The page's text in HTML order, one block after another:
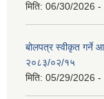
मिति: 06/30/2026 -
बोलपत्र स्वीकृत गर्ने
२०८३/०२/१५
मिति: 05/29/2026 -